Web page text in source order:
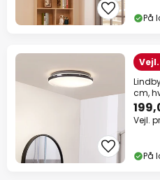
På
cm,
Vejl.
På
10% rabat